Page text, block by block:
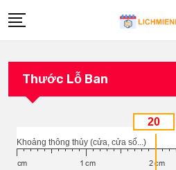
Thước Lỗ Ban
Khoảng thông thủy (cửa, cửa sổ...)